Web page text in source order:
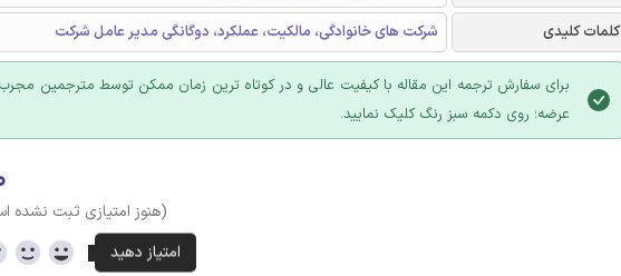
کلمات کلیدی
شرکت های خانوادگی، مالکیت، عملکرد، دوگانگی مدیر عامل شرکت
برای سفارش ترجمه این مقاله با کیفیت عالی و در کوتاه ترین زمان ممکن توسط مترجمین
عرضه؛ روی دکمه سبز رنگ کلیک نمایید.
(هنوز امتیازی ثبت نشده